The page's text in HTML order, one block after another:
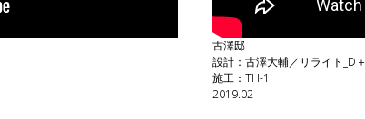
古澤邸
設計：古澤大輔／リライト_D
施工：TH-1
2019.02